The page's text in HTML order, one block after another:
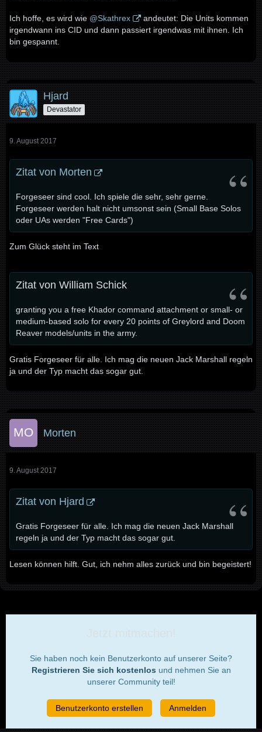
Ich hoffe, es wird wie @Skathrex
andeutet: Die Units kommen
irgendwann ins CID und dann passiert irgendwas mit ihnen. Ich
bin gespannt.
Hjard
Devastator
9. August 2017
Zitat von Morten
Forgeseer sind cool. Ich spiele die sehr, sehr gerne.
Forgeseer werden halt nicht umsonst sein (Small Base Solos
oder UAs werden "Free Cards")
Zum Glück steht im Text
Zitat von William Schick
granting you a free Khador command attachment or small- or
medium-based solo for every 20 points of Greylord and Doom
Reaver models/units in the army.
Gratis Forgeseer für alle. Ich mag die neuen Jack Marshall regeln
ja und der Typ macht das sogar gut.
Morten
9. August 2017
Zitat von Hjard
Gratis Forgeseer für alle. Ich mag die neuen Jack Marshall
regeln ja und der Typ macht das sogar gut.
Lesen können hilft. Gut, ich nehm alles zurück und bin begeistert!
Sie haben noch kein Benutzerkonto auf unserer Seite?
Registrieren Sie sich kostenlos und nehmen Sie an
unserer Community teil!
Benutzerkonto erstellen Anmelden